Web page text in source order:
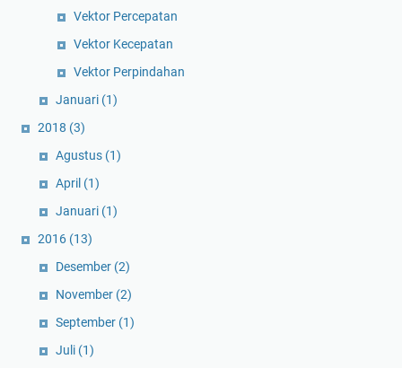
Vektor Percepatan
Vektor Kecepatan
Vektor Perpindahan
Januari (1)
2018 (3)
Agustus (1)
April (1)
Januari (1)
2016 (13)
Desember (2)
November (2)
September (1)
Juli (1)